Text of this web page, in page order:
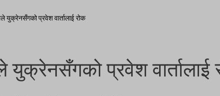
युक्रेनसँगको प्रवेश वार्तालाई रोक
युक्रेनसँगको प्रवेश वार्तालाई